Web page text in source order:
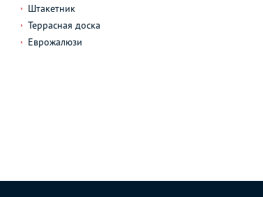
Штакетник
Террасная доска
Еврожалюзи